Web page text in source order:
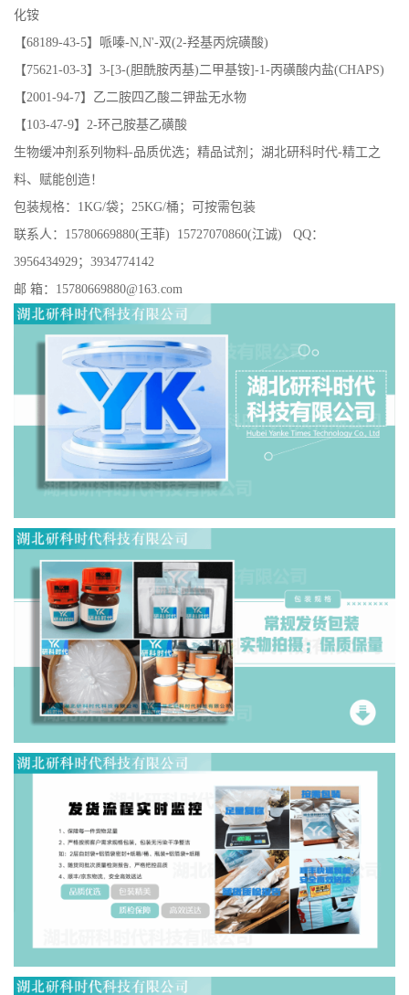
化铵
【68189-43-5】哌嗪-N,N'-双(2-羟基丙烷磺酸)
【75621-03-3】3-[3-(胆酰胺丙基)二甲基铵]-1-丙磺酸内盐(CHAPS)
【2001-94-7】乙二胺四乙酸二钾盐无水物
【103-47-9】2-环己胺基乙磺酸
生物缓冲剂系列物料-品质优选；精品试剂；湖北研科时代-精工之
料、赋能创造！
包装规格：1KG/袋；25KG/桶；可按需包装
联系人：15780669880(王菲) 15727070860(江诚) QQ：
3956434929；3934774142
邮 箱：15780669880@163.com